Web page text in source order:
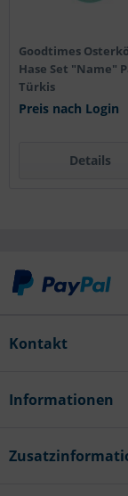
Goodtimes
Hase Set "Name"
Türkis
Preis nach Login
Details
Kontakt
Informationen